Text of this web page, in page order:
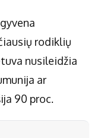
rodiklių
nusileidžia
ar
90 proc.